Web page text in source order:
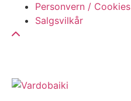
Personvern / Cookies
Salgsvilkår